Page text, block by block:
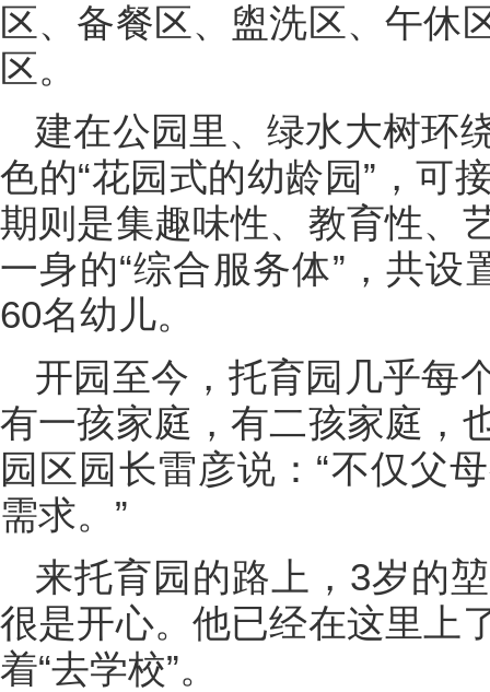
区、备餐区、盥洗区、午休
区。
建在公园里、绿水大树环
色的“花园式的幼龄园”，可
期则是集趣味性、教育性、
一身的“综合服务体”，共
60名幼儿。
开园至今，托育园几乎每
有一孩家庭，有二孩家庭，
园区园长雷彦说：“不仅父
需求。”
来托育园的路上，3岁的
很是开心。他已经在这里上
着“去学校”。